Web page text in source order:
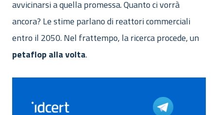
avvicinarsi a quella promessa. Quanto ci vorrà
ancora? Le stime parlano di reattori commerciali
entro il 2050. Nel frattempo, la ricerca procede, un
petaflop allavolta.